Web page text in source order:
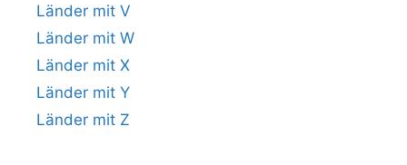
Länder mit V
Länder mit W
Länder mit X
Länder mit Y
Länder mit Z